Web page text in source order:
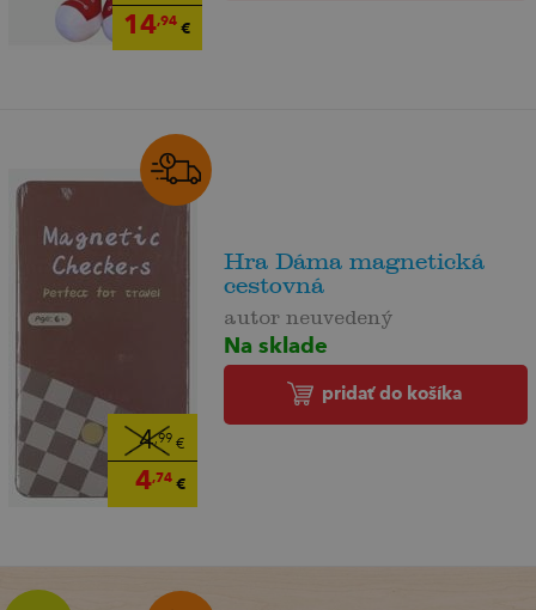
14,94€
4,99 €
4,74€
Hra Dáma magnetická
cestovná
autor neuvedený
Na sklade
pridať do košíka